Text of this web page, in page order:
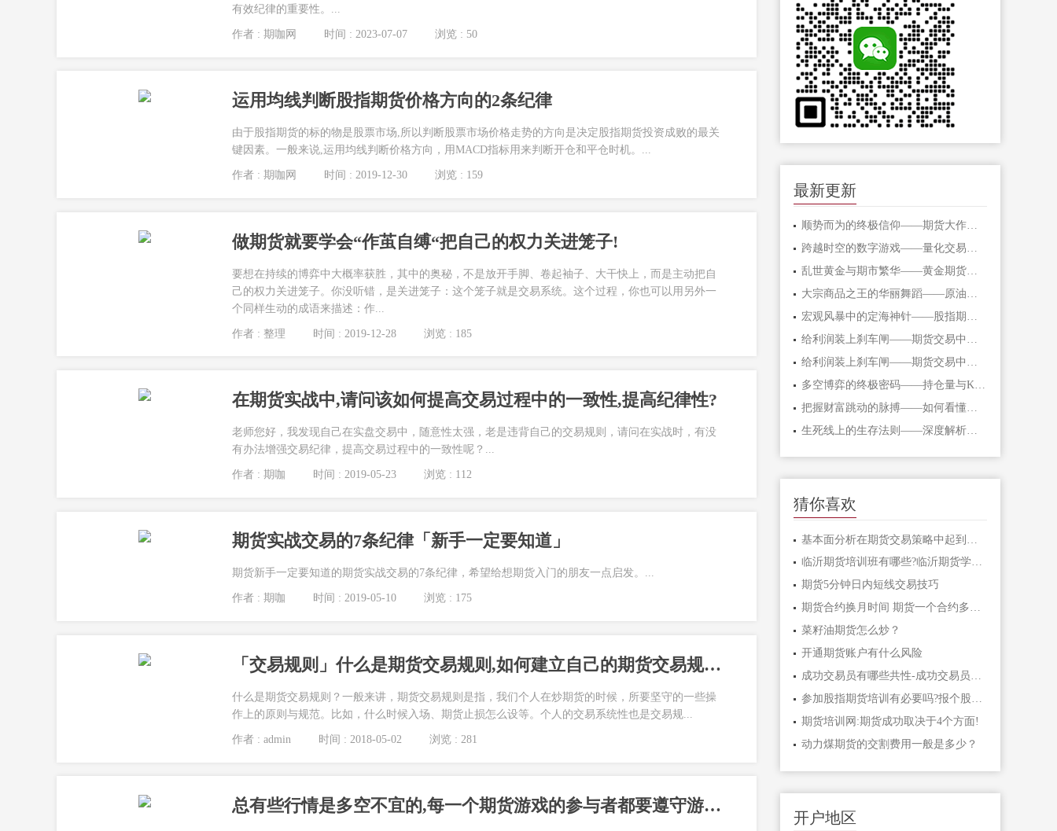
有效纪律的重要性。...
作者 : 期咖网 时间 : 2023-07-07 浏览 : 50
运用均线判断股指期货价格方向的2条纪律
由于股指期货的标的物是股票市场,所以判断股票市场价格走势的方向是决定股指期货投资成败的最关
键因素。一般来说,运用均线判断价格方向，用MACD指标用来判断开仓和平仓时机。...
作者 : 期咖网 时间 : 2019-12-30 浏览 : 159
做期货就要学会“作茧自缚“把自己的权力关进笼子!
要想在持续的博弈中大概率获胜，其中的奥秘，不是放开手脚、卷起袖子、大干快上，而是主动把自
己的权力关进笼子。你没听错，是关进笼子：这个笼子就是交易系统。这个过程，你也可以用另外一
个同样生动的成语来描述：作...
作者 : 整理 时间 : 2019-12-28 浏览 : 185
在期货实战中,请问该如何提高交易过程中的一致性,提高纪律性?
老师您好，我发现自己在实盘交易中，随意性太强，老是违背自己的交易规则，请问在实战时，有没
有办法增强交易纪律，提高交易过程中的一致性呢？...
作者 : 期咖 时间 : 2019-05-23 浏览 : 112
期货实战交易的7条纪律「新手一定要知道」
期货新手一定要知道的期货实战交易的7条纪律，希望给想期货入门的朋友一点启发。...
作者 : 期咖 时间 : 2019-05-10 浏览 : 175
「交易规则」什么是期货交易规则,如何建立自己的期货交易规则?
什么是期货交易规则？一般来讲，期货交易规则是指，我们个人在炒期货的时候，所要坚守的一些操
作上的原则与规范。比如，什么时候入场、期货止损怎么设等。个人的交易系统性也是交易规...
作者 : admin 时间 : 2018-05-02 浏览 : 281
总有些行情是多空不宜的,每一个期货游戏的参与者都要遵守游戏规则
最新更新
顺势而为的终极信仰——期货大作手的修
跨越时空的数字游戏——量化交易在期货
乱世黄金与期市繁华——黄金期货的避险
大宗商品之王的华丽舞蹈——原油期货的
宏观风暴中的定海神针——股指期货的对
给利润装上刹车闸——期货交易中不可逾
把握财富跳动的脉搏——如何看懂期货主
生死线上的生存法则——深度解析期货爆
猜你喜欢
临沂期货培训班有哪些?临沂期货学习课程
期货5分钟日内短线交易技巧
期货合约换月时间 期货一个合约多长时间
菜籽油期货怎么炒？
开通期货账户有什么风险
成功交易员有哪些共性-成功交易员应该具
参加股指期货培训有必要吗?报个股指期货
期货培训网:期货成功取决于4个方面!
动力煤期货的交割费用一般是多少？
开户地区